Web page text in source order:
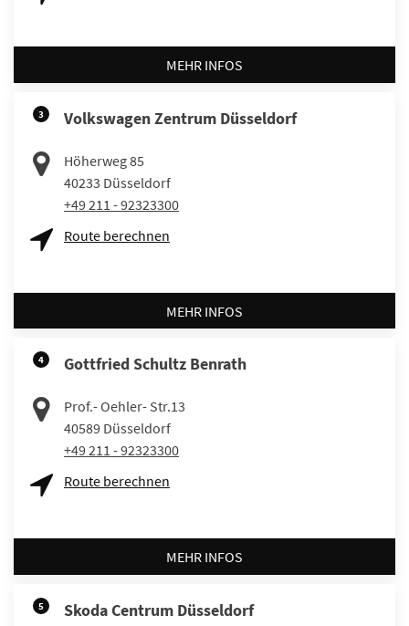
MEHR INFOS
3 Volkswagen Zentrum Düsseldorf
Höherweg 85
40233 Düsseldorf
+49 211 - 92323300
Route berechnen
MEHR INFOS
4 Gottfried Schultz Benrath
Prof.- Oehler- Str.13
40589 Düsseldorf
+49 211 - 92323300
Route berechnen
MEHR INFOS
5 Skoda Centrum Düsseldorf